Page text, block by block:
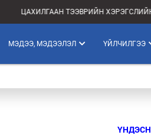
ЦАХИЛГААН ТЭЭВРИЙН
МЭДЭЭ, МЭДЭЭЛЭЛ ҮЙЛЧИЛГЭЭ